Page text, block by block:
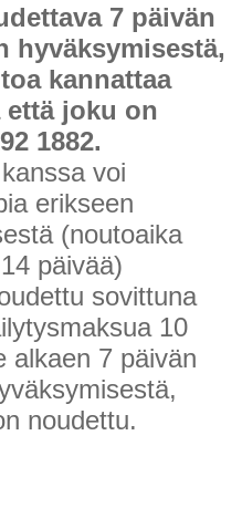
7 päivän
hyväksymisestä,
kannattaa
että joku on
1882.
voi
erikseen
(noutoaika
päivää)
sovittuna
10
alkaen 7 päivän
noudettu.